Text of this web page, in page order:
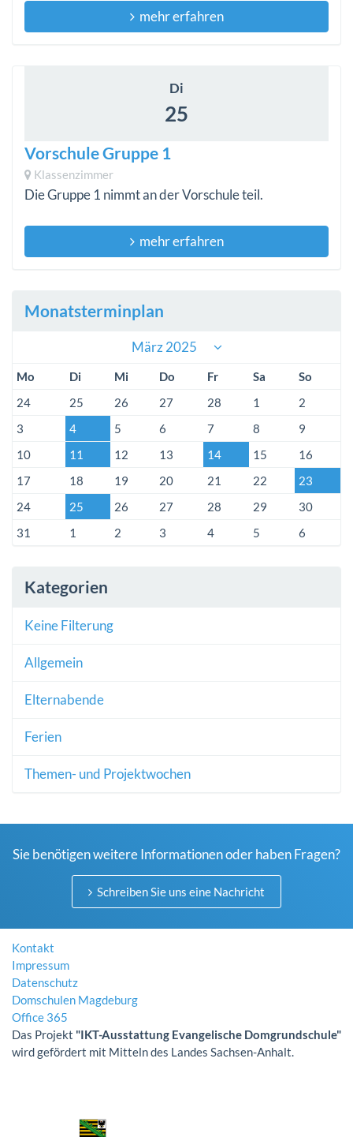
mehr erfahren
Di
25
Vorschule Gruppe 1
Klassenzimmer
Die Gruppe 1 nimmt an der Vorschule teil.
mehr erfahren
Monatsterminplan
März 2025
Mo Di Mi Do Fr Sa
So
24
25 26 27 28 1
2
3
4 5 6 7 8
9
10
11 12 13 14 15
16
17
18 19 20 21 22
23
24
25 26 27 28 29
30
31
1 2 3 4 5 6
Kategorien
Keine Filterung
Allgemein
Elternabende
Ferien
Themen- und Projektwochen
Sie benötigen weitere Informationen oder haben Fragen?
Schreiben Sie uns eine Nachricht
Kontakt
Impressum
Datenschutz
Domschulen Magdeburg
Office 365
Das Projekt "IKT-Ausstattung Evangelische Domgrundschule"
wird gefördert mit Mitteln des Landes Sachsen-Anhalt.